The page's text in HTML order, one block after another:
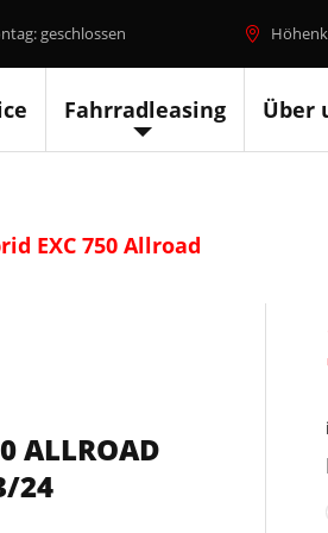
geschlossen
Fahrradleasing Über
EXC 750 Allroad
ALLROAD
24